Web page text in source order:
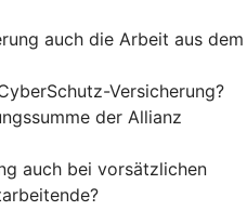
auch die Arbeit aus dem
Versicherung?
der Allianz
auch bei vorsätzlichen